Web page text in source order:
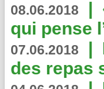
08.06.2018 |
qui pense
07.06.2018 |
des repas